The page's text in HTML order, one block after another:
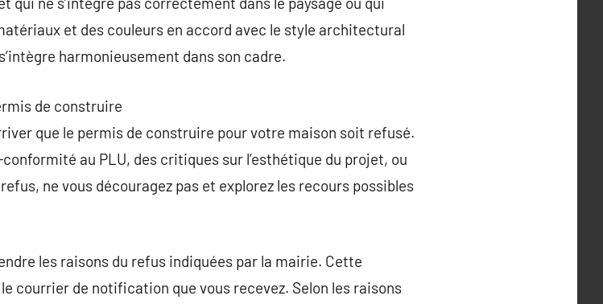
et des couleurs en accord avec le style architectural
harmonieusement dans son cadre.
de construire
que le permis de construire pour votre maison soit refusé.
au PLU, des critiques sur l’esthétique du projet, ou
ne vous découragez pas et explorez les recours possibles
les raisons du refus indiquées par la mairie. Cette
courrier de notification que vous recevez. Selon les raisons